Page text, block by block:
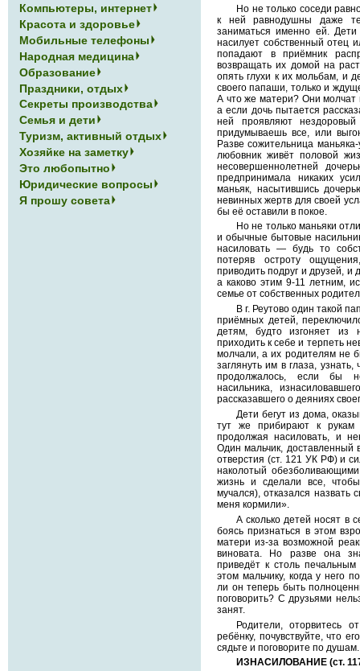
Но не только соседи
к ней равнодушны даже
заниматься именно ей.
насилует собственный отец
попадают в приёмник
возвращать их домой на
опять глухи к их мольбам, и
своего папаши, только и
А что же матери? Они молчат
а если дочь пытается
ней проявляют
придумываешь все, или
Разве сожительница
любовник живёт половой
несовершеннолетней
предпринимала никаких
маньяк, насытившись
невинных жертв для своей
бы её оставили в покое.
Но не только маньяки
и обычные бытовые
насиловать — будь то
потеряв остроту
приводить подруг и друзей, и
а каково этим 9-11 летним,
семье от собственных
В г. Реутово один такой
приёмных детей,
детям, будто изгоняет из
приходить к себе и терпеть
молчали, а их родителям не
заглянуть им в глаза,
продолжалось, если бы
насильника,
рассказавшего о деяниях
Дети бегут из дома,
тут же прибирают к рукам
продолжая насиловать, и
Один мальчик, доставленный
отверстия (ст. 121 УК РФ) и
наколотый
жизнь и сделали все,
мучался), отказался назвать
меня кормили».
А сколько детей носят в
боясь признаться в этом
матери из-за возможной
виновата. Но разве она
приведёт к столь
этом мальчику, когда у него
ли он теперь быть
поговорить? С друзьями
занят.
Родители, оторвитесь
ребёнку, почувствуйте, что
сядьте и поговорите по душам.
ИЗНАСИЛОВАНИЕ (ст.
Компьютеры, интернет
Красота и здоровье
Мобильные телефоны
Народная медицина
Образование
Праздники, отдых
Секреты производства
Семья и дети
Туризм, активный отдых
Хозяйке на заметку
Это любопытно
Юридические вопросы
Я прошу совета